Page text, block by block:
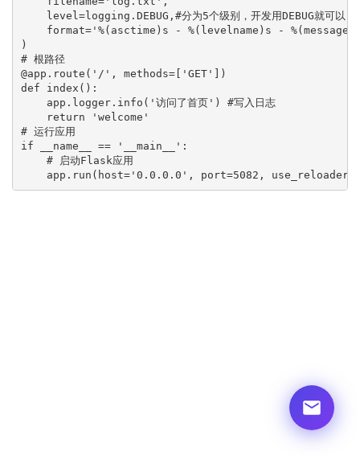
level=logging.DEBUG,#分为5个级别，开发用DEBUG就可以
format='%(asctime)s - %(levelname)s -
)
# 根路径
@app.route('/', methods=['GET'])
def index():
app.logger.info('访问了首页') #写入日志
return 'welcome'
# 运行应用
if __name__ == '__main__':
# 启动Flask应用
app.run(host='0.0.0.0', port=5082,